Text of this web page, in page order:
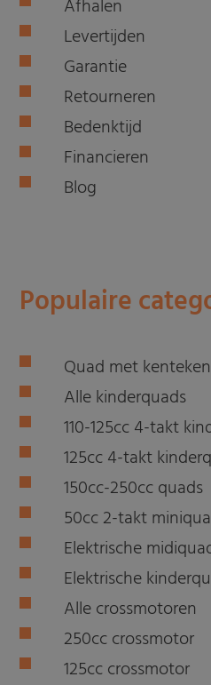
Afhalen
Levertijden
Garantie
Retourneren
Bedenktijd
Financieren
Blog
Populaire
Quad met kenteken
Alle kinderquads
110-125cc 4-takt
125cc 4-takt
150cc-250cc quads
50cc 2-takt
Elektrische
Elektrische
Alle crossmotoren
250cc crossmotor
125cc crossmotor